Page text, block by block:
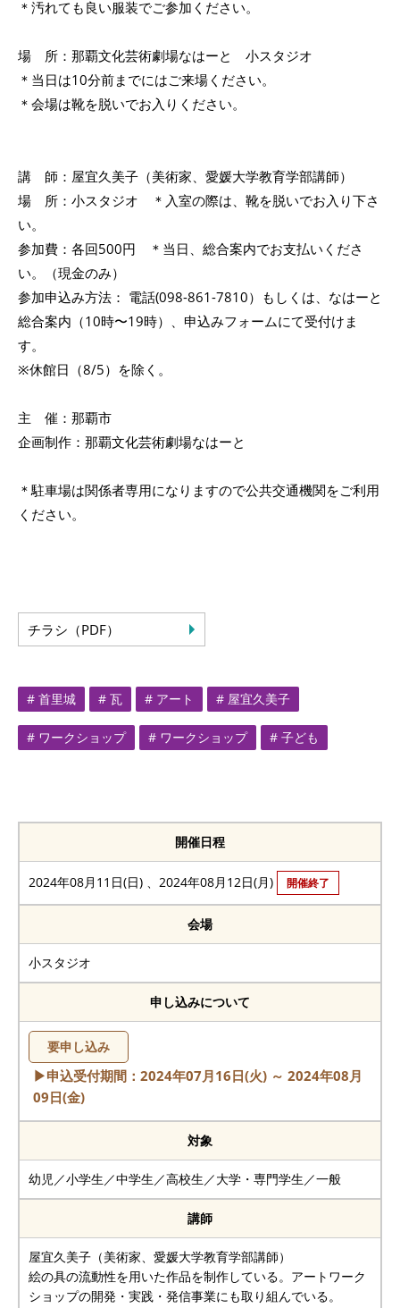
＊汚れても良い服装でご参加ください。
場 所：那覇文化芸術劇場なはーと 小スタジオ
＊当日は10分前までにはご来場ください。
＊会場は靴を脱いでお入りください。
講 師：屋宜久美子（美術家、愛媛大学教育学部講師）
場 所：小スタジオ ＊入室の際は、靴を脱いでお入り下さ
い。
参加費：各回500円 ＊当日、総合案内でお支払いくださ
い。（現金のみ）
参加申込み方法： 電話(098-861-7810）もしくは、なはーと
総合案内（10時〜19時）、申込みフォームにて受付けま
す。
※休館日（8/5）を除く。
主 催：那覇市
企画制作：那覇文化芸術劇場なはーと
＊駐車場は関係者専用になりますので公共交通機関をご利用
ください。
チラシ（PDF）
# 首里城 # 瓦 # アート # 屋宜久美子
# ワークショップ # ワークショップ # 子ども
開催日程
2024年08月11日(日) 、 2024年08月12日(月) 開催終了
会場
小スタジオ
申し込みについて
要申し込み
▶申込受付期間：2024年07月16日(火) ～ 2024年08月
09日(金)
対象
幼児／小学生／中学生／高校生／大学・専門学生／一般
講師
屋宜久美子（美術家、愛媛大学教育学部講師）
絵の具の流動性を用いた作品を制作している。アートワーク
ショップの開発・実践・発信事業にも取り組んでいる。